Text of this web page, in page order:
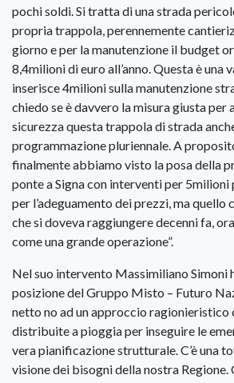
pochi soldi. Si tratta di una strada
propria trappola, perennemente
giorno e per la manutenzione il budget
8,4milioni di euro all’anno. Questa è una
inserisce 4milioni sulla manutenzione
chiedo se è davvero la misura giusta per
sicurezza questa trappola di strada
programmazione pluriennale. A
finalmente abbiamo visto la posa della
ponte a Signa con interventi per
per l’adeguamento dei prezzi, ma quello
che si doveva raggiungere decenni fa,
come una grande operazione”.
Nel suo intervento Massimiliano Simoni
posizione del Gruppo Misto – Futuro
netto no ad un approccio ragionieristico
distribuite a pioggia per inseguire le
vera pianificazione strutturale. C’è una
visione dei bisogni della nostra Regione.